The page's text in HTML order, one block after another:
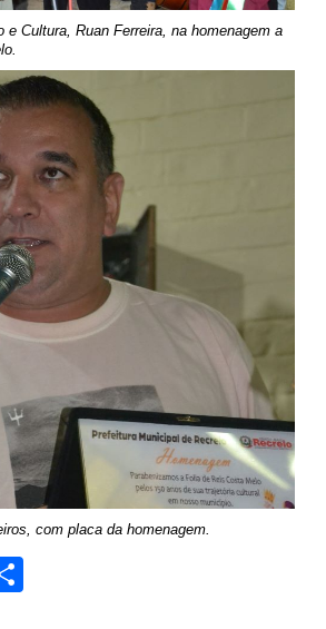
e Cultura, Ruan Ferreira, na homenagem a
com placa da homenagem.